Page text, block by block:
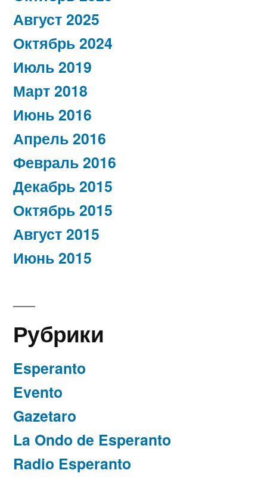
Август 2025
Октябрь 2024
Июль 2019
Март 2018
Июнь 2016
Апрель 2016
Февраль 2016
Декабрь 2015
Октябрь 2015
Август 2015
Июнь 2015
Рубрики
Esperanto
Evento
Gazetaro
La Ondo de Esperanto
Radio Esperanto